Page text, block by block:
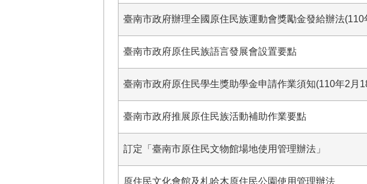
臺南市政府辦理全國原住民族運動會獎勵金發給辦法
臺南市政府原住民族語言發展會設置要點
臺南市政府原住民學生獎助學金申請作業須知(110年2月
臺南市政府推展原住民族活動補助作業要點
訂定「臺南市原住民文物館場地使用管理辦法」
原住民文化會館及札哈木原住民公園使用管理辦法